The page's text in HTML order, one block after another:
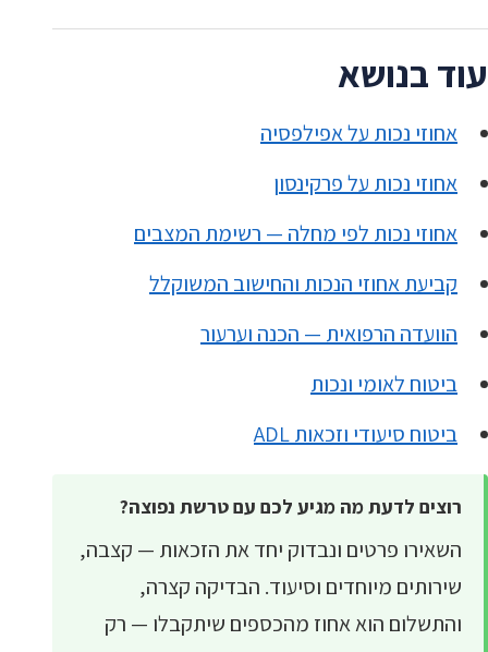
עוד בנושא
אחוזי נכות על אפילפסיה
אחוזי נכות על פרקינסון
אחוזי נכות לפי מחלה — רשימת המצבים
קביעת אחוזי הנכות והחישוב המשוקלל
הוועדה הרפואית — הכנה וערעור
ביטוח לאומי ונכות
ביטוח סיעודי וזכאות ADL
רוצים לדעת מה מגיע לכם עם טרשת נפוצה?
השאירו פרטים ונבדוק יחד את הזכאות — קצבה,
שירותים מיוחדים וסיעוד. הבדיקה קצרה,
והתשלום הוא אחוז מהכספים שיתקבלו — רק